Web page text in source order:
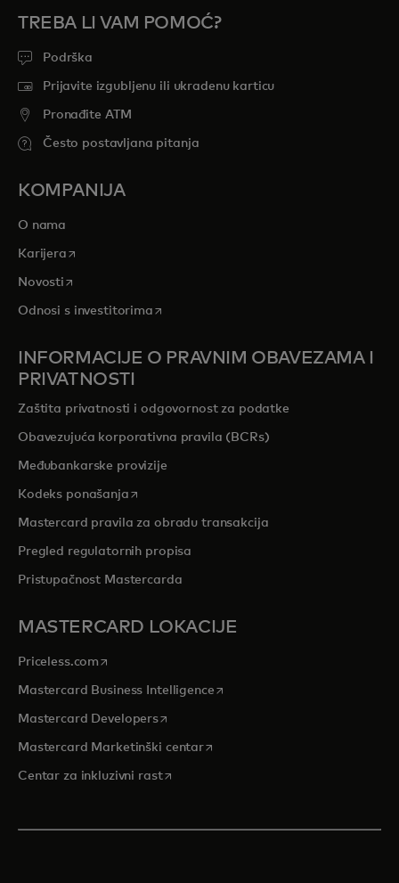
TREBA LI VAM POMOĆ?
Podrška
Prijavite izgubljenu ili ukradenu karticu
Pronađite ATM
Često postavljana pitanja
KOMPANIJA
O nama
Karijeraopens in a new tab
Novosti opens in a new tab
Odnosi s investitorimaopens in a new tab
INFORMACIJE O PRAVNIM OBAVEZAMA I
PRIVATNOSTI
Zaštita privatnosti i odgovornost za podatke
Obavezujuća korporativna pravila (BCRs)
Međubankarske provizije
Kodeks ponašanjaopens in a new tab
Mastercard pravila za obradu transakcija
Pregled regulatornih propisa
Pristupačnost Mastercarda
MASTERCARD LOKACIJE
Priceless.com opens in a new tab
Mastercard Business Intelligenceopens in a new tab
Mastercard Developersopens in a new tab
Mastercard Marketinški centaropens in a new tab
Centar za inkluzivni rastopens in a new tab